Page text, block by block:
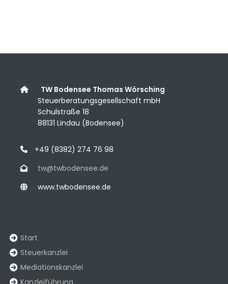
TW Bodensee Thomas Wörsching
Steuerberatungsgesellschaft mbH
Schulstraße 18
88131 Lindau (Bodensee)
+49 (8382) 274 76 98
tw@twbodensee.de
www.twbodensee.de
Start
Steuerkanzlei
Mediationskanzlei
Kanzleiführung